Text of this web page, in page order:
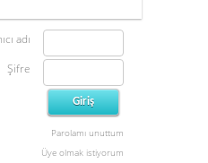
adı
Şifre
Parolamı unuttum
Üye olmak istiyorum